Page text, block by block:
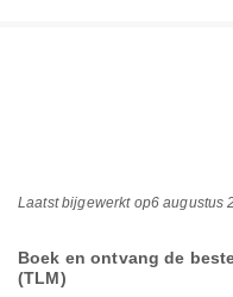
Laatst bijgewerkt op6 augustus
Boek en ontvang de
(TLM)